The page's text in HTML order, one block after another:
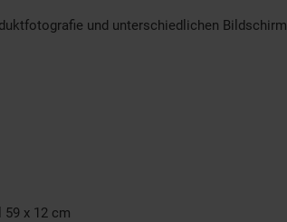
und unterschiedlichen
59 x 12 cm